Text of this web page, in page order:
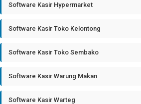
Software Kasir Hypermarket
Software Kasir Toko Kelontong
Software Kasir Toko Sembako
Software Kasir Warung Makan
Software Kasir Warteg